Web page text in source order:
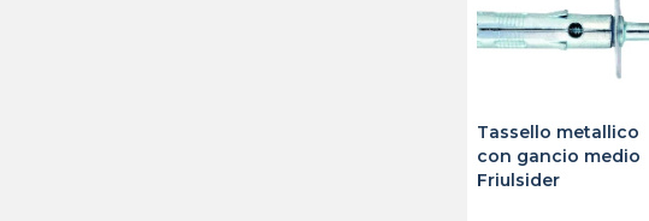
Tassello metallico
con gancio medio
Friulsider